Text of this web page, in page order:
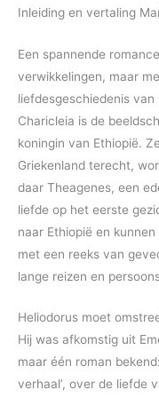
Inleiding en vertaling
Een spannende
verwikkelingen, maar
liefdesgeschiedenis
Charicleia is de
koningin van Ethiopië.
Griekenland terecht,
daar Theagenes, een
liefde op het eerste
naar Ethiopië en
met een reeks van
lange reizen en
Heliodorus moet
Hij was afkomstig uit
maar één roman
verhaal’, over de liefde